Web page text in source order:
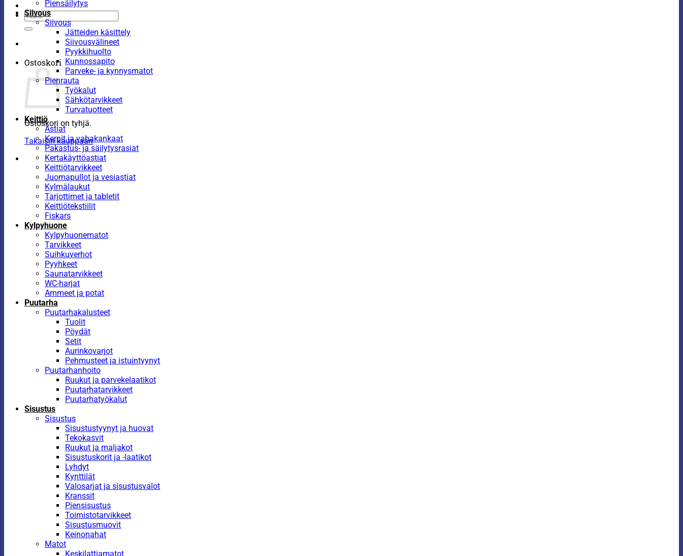
Etsi:
Ostoskori
Ostoskori on tyhjä.
Takaisin kauppaan
Piensäilytys
Siivous
Siivous
Jätteiden käsittely
Siivousvälineet
Pyykkihuolto
Kunnossapito
Parveke- ja kynnysmatot
Pienrauta
Työkalut
Sähkötarvikkeet
Turvatuotteet
Keittiö
Astiat
Kernit ja vahakankaat
Pakastus- ja säilytysrasiat
Kertakäyttöastiat
Keittiötarvikkeet
Juomapullot ja vesiastiat
Kylmälaukut
Tarjottimet ja tabletit
Keittiötekstiilit
Fiskars
Kylpyhuone
Kylpyhuonematot
Tarvikkeet
Suihkuverhot
Pyyhkeet
Saunatarvikkeet
WC-harjat
Ammeet ja potat
Puutarha
Puutarhakalusteet
Tuolit
Pöydät
Setit
Aurinkovarjot
Pehmusteet ja istuintyynyt
Puutarhanhoito
Ruukut ja parvekelaatikot
Puutarhatarvikkeet
Puutarhatyökalut
Sisustus
Sisustus
Sisustustyynyt ja huovat
Tekokasvit
Ruukut ja maljakot
Sisustuskorit ja -laatikot
Lyhdyt
Kynttilät
Valosarjat ja sisustusvalot
Kranssit
Piensisustus
Toimistotarvikkeet
Sisustusmuovit
Keinonahat
Matot
Keskilattiamatot